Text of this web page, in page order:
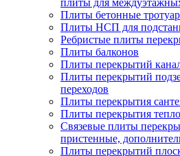
плиты для
Плиты бетонные
Плиты НСП для
Ребристые плиты
Плиты балконов
Плиты перекрытий
Плиты перекрытий
переходов
Плиты перекрытия
Плиты перекрытия
Связевые плиты
пристенные,
Плиты перекрытий